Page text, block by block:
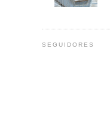
SEGUIDORES